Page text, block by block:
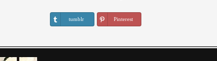
tumblr Pinterest